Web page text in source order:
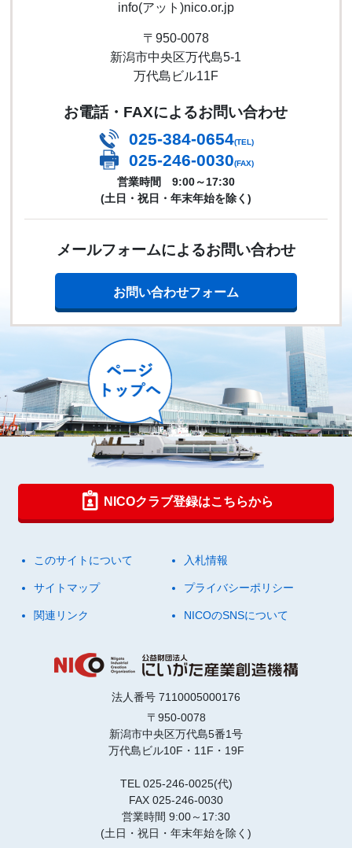
info(アット)nico.or.jp
〒950-0078
新潟市中央区万代島5-1
万代島ビル11F
お電話・FAXによるお問い合わせ
025-384-0654(TEL)
025-246-0030(FAX)
営業時間 9:00～17:30
(土日・祝日・年末年始を除く)
メールフォームによるお問い合わせ
お問い合わせフォーム
NICOクラブ登録はこちらから
このサイトについて 入札情報
サイトマップ プライバシーポリシー
関連リンク NICOのSNSについて
法人番号 7110005000176
〒950-0078
新潟市中央区万代島5番1号
万代島ビル10F・11F・19F
TEL 025-246-0025(代)
FAX 025-246-0030
営業時間 9:00～17:30
(土日・祝日・年末年始を除く)